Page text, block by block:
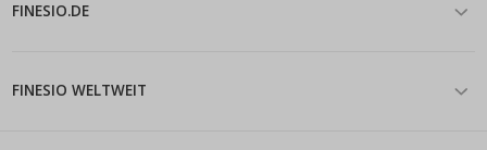
FINESIO.DE
FINESIO WELTWEIT